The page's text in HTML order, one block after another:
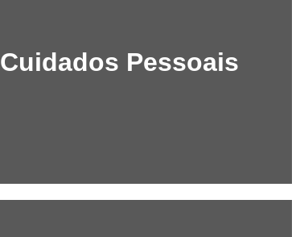
Cuidados Pessoais